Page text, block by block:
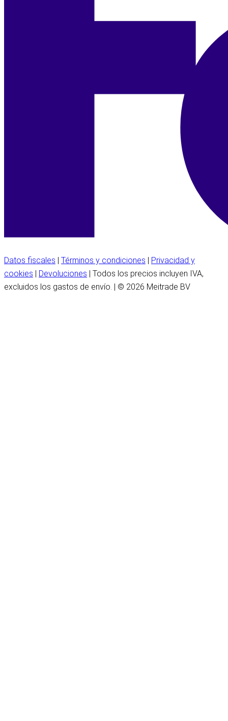
Datos fiscales Términos y condiciones
Privacidad y
cookies
Devoluciones | Todos los precios incluyen IVA,
excluidos los gastos de envío. | © 2026 Meitrade BV